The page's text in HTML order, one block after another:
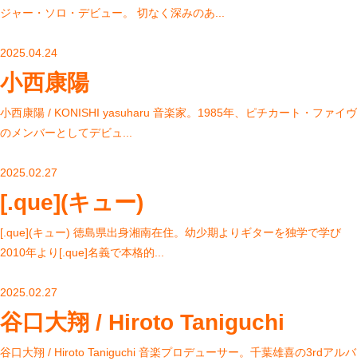
ジャー・ソロ・デビュー。 切なく深みのあ...
2025.04.24
小西康陽
小西康陽 / KONISHI yasuharu 音楽家。1985年、ピチカート・ファイヴ
のメンバーとしてデビュ...
2025.02.27
[.que](キュー)
[.que](キュー) 徳島県出身湘南在住。幼少期よりギターを独学で学び
2010年より[.que]名義で本格的...
2025.02.27
谷口大翔 / Hiroto Taniguchi
谷口大翔 / Hiroto Taniguchi 音楽プロデューサー。千葉雄喜の3rdアルバ